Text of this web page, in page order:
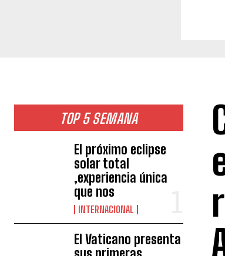
TOP 5 SEMANA
El próximo eclipse
solar total
,experiencia única
que nos
INTERNACIONAL
El Vaticano presenta